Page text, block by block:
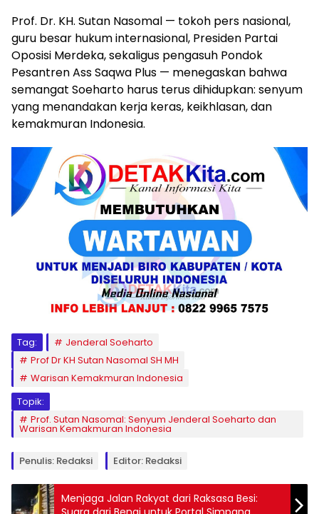
Prof. Dr. KH. Sutan Nasomal — tokoh pers nasional,
guru besar hukum internasional, Presiden Partai
Oposisi Merdeka, sekaligus pengasuh Pondok
Pesantren Ass Saqwa Plus — menegaskan bahwa
semangat Soeharto harus terus dihidupkan: senyum
yang menandakan kerja keras, keikhlasan, dan
kemakmuran Indonesia.
Tag:
Jenderal Soeharto
Prof Dr KH Sutan Nasomal SH MH
Warisan Kemakmuran Indonesia
Topik:
Prof. Sutan Nasomal: Senyum Jenderal Soeharto dan
Warisan Kemakmuran Indonesia
Penulis: Redaksi Editor: Redaksi
Menjaga Jalan Rakyat dari Raksasa Besi: